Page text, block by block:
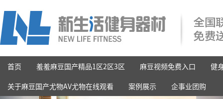
首页 羞羞麻豆国产精品1区2区3区 麻豆视频免费入口
健
关于麻豆国产尤物AV尤物在线观看
案例展示 企事业团购